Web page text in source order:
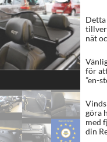
nät
för
”en-
göra
med
din